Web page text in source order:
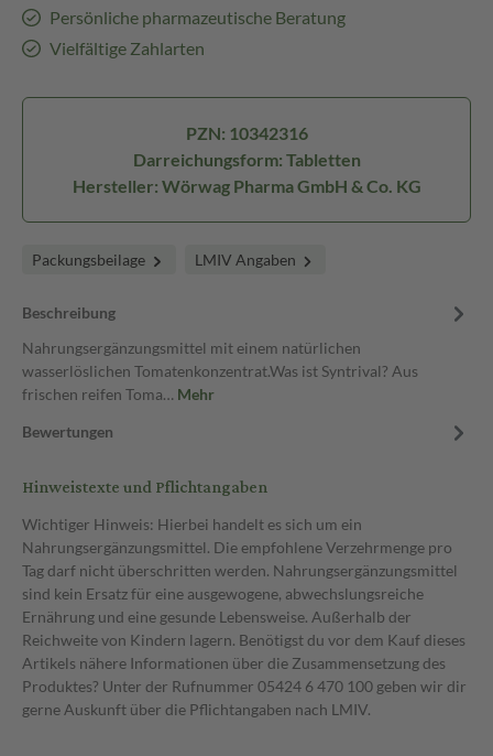
Persönliche pharmazeutische Beratung
Vielfältige Zahlarten
PZN: 10342316
Darreichungsform: Tabletten
Hersteller: Wörwag Pharma GmbH & Co. KG
Packungsbeilage LMIV Angaben
Beschreibung
Nahrungsergänzungsmittel mit einem natürlichen
wasserlöslichen Tomatenkonzentrat.Was ist Syntrival? Aus
frischen reifen Toma… Mehr
Bewertungen
Hinweistexte und Pflichtangaben
Wichtiger Hinweis: Hierbei handelt es sich um ein
Nahrungsergänzungsmittel. Die empfohlene Verzehrmenge pro
Tag darf nicht überschritten werden. Nahrungsergänzungsmittel
sind kein Ersatz für eine ausgewogene, abwechslungsreiche
Ernährung und eine gesunde Lebensweise. Außerhalb der
Reichweite von Kindern lagern. Benötigst du vor dem Kauf dieses
Artikels nähere Informationen über die Zusammensetzung des
Produktes? Unter der Rufnummer 05424 6 470 100 geben wir dir
gerne Auskunft über die Pflichtangaben nach LMIV.